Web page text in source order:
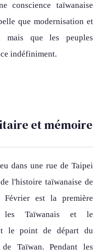
taïwanaise
que modernisation et
mais que les peuples
indéfiniment.
et mémoire
dans une rue de Taipei
l'histoire taïwanaise de
Février est la première
les Taïwanais et le
le point de départ du
Taïwan. Pendant les